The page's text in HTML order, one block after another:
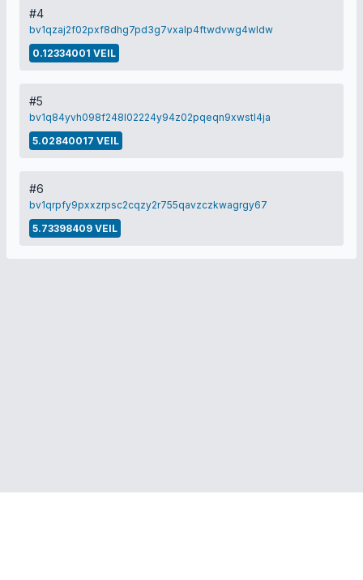
#4
bv1qzaj2f02pxf8dhg7pd3g7vxalp4ftwdvwg4wldw
0.12334001 VEIL
#5
bv1q84yvh098f248l02224y94z02pqeqn9xwstl4ja
5.02840017 VEIL
#6
bv1qrpfy9pxxzrpsc2cqzy2r755qavzczkwagrgy67
5.73398409 VEIL